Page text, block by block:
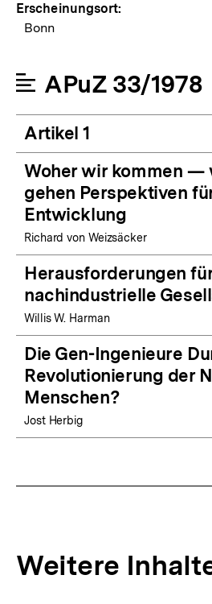
Erscheinungsort:
Bonn
APuZ 33/1978
Artikel 1
Woher wir kommen —
gehen Perspektiven
Entwicklung
Richard von Weizsäcker
Herausforderungen
nachindustrielle
Willis W. Harman
Die Gen-Ingenieure
Revolutionierung der
Menschen?
Jost Herbig
Weitere